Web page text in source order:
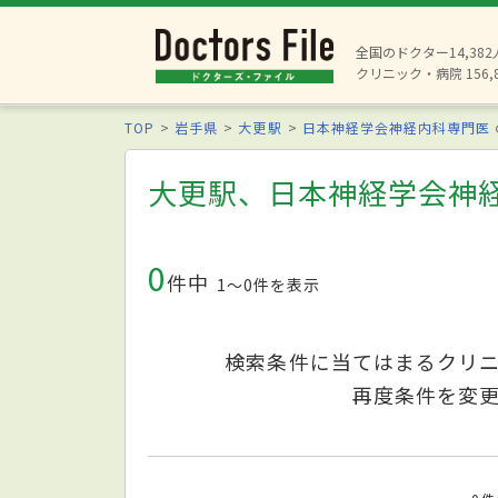
全国のドクター14,382
クリニック・病院
TOP 岩手県 大更駅 日本神経学会神経内科専門医
大更駅、日本神経学会神
0件中 1〜0件を表示
検索条件に当てはまるクリ
再度条件を変